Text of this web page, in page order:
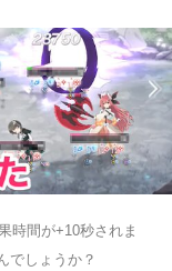
時間が+10秒されま
でしょうか？